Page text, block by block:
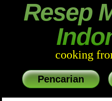
Resep
cooking
Pencarian